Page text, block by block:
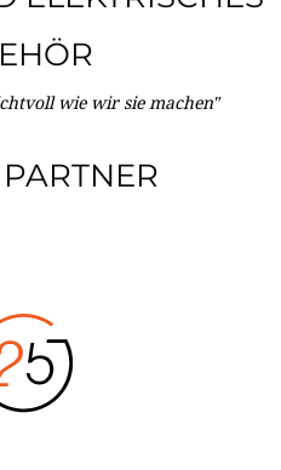
wie wir sie machen"